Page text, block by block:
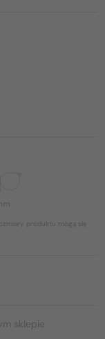
produktu mogą się
sklepie